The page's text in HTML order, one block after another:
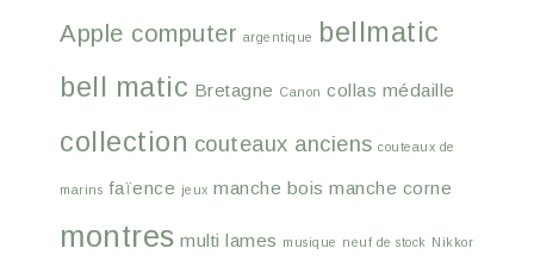
Apple computer argentique
bellmatic
bell matic Bretagne Canon collas médaille
collection couteaux anciens couteaux de
marins faïence jeux manche bois manche corne
montres multi lames musique neuf de stock Nikkor